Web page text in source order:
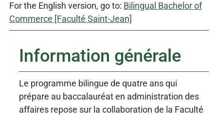
For the English version, go to: Bilingual Bachelor of
Commerce [Faculté Saint-Jean]
Information générale
Le programme bilingue de quatre ans qui
prépare au baccalauréat en administration des
affaires repose sur la collaboration de la Faculté